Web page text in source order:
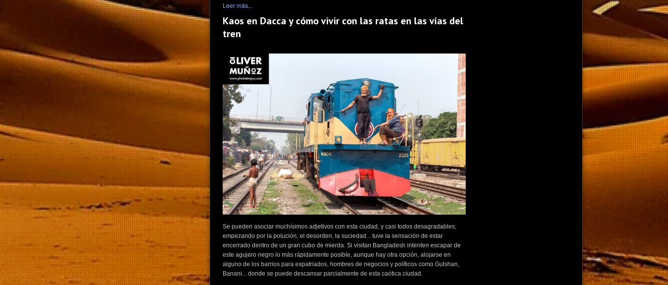
Leer más...
Kaos en Dacca y cómo vivir con las ratas en las vías del
tren
Se pueden asociar muchísimos adjetivos con esta ciudad, y casi todos desagradables;
empezando por la polución, el desorden, la suciedad... tuve la sensación de estar
encerrado dentro de un gran cubo de mierda. Si visitan Bangladesh intenten escapar de
este agujero negro lo más rápidamente posible, aunque hay otra opción, alojarse en
alguno de los barrios para expatriados, hombres de negocios y políticos como Gulshan,
Banani... donde se puede descansar parcialmente de esta caótica ciudad.